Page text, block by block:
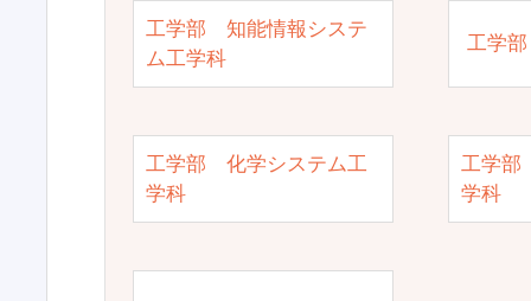
工学部 知能情報システ
ム工学科
工学
工学部 化学システム工
学科
工学部
学科